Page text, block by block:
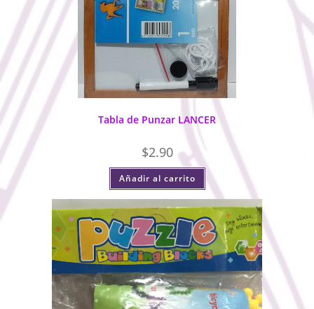
Tabla de Punzar LANCER
$2.90
Añadir al carrito